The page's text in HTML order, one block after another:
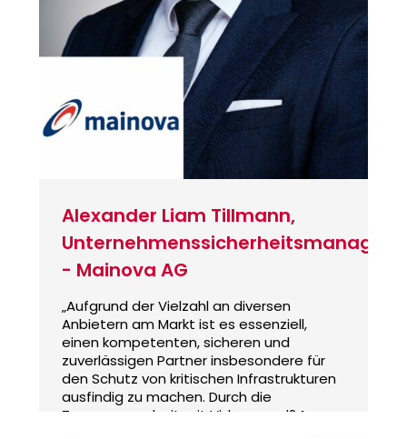
Alexander Liam Tillmann,
Unternehmenssicherheitsmanager
- Mainova AG
„Aufgrund der Vielzahl an diversen
Anbietern am Markt ist es essenziell,
einen kompetenten, sicheren und
zuverlässigen Partner insbesondere für
den Schutz von kritischen Infrastrukturen
ausfindig zu machen. Durch die
Zusammenarbeit mit Videoguard24